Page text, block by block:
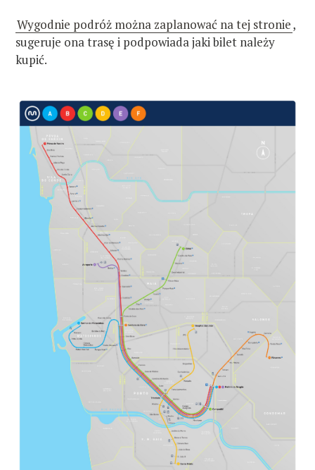
Wygodnie podróż można zaplanować na tej stronie,
sugeruje ona trasę i podpowiada jaki bilet należy
kupić.